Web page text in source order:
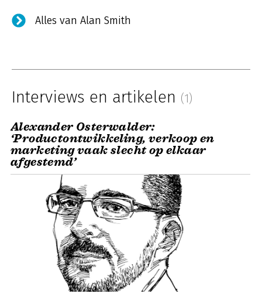
Alles van Alan Smith
Interviews en artikelen (1)
Alexander Osterwalder:
‘Productontwikkeling, verkoop en
marketing vaak slecht op elkaar
afgestemd’